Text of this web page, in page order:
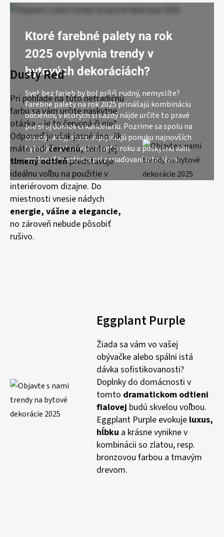
Ktoré farebné palety na rok
2025 ovplyvnia trendy v
bytových dekoráciách?
Svet bez farieb by bol príliš nudný, nemyslíte?
Farebné palety na rok 2025 prinášajú kombináciu
odtieňov, v ktorých si každý nájde určite to pravé
pre svoj domov či kanceláriu. Pozrime sa spolu na
trendy farby, ktoré ovplyvňujú ponuku najnovších
bytových dekorácií v tomto roku a poskytnú vám
možnosť kreativity pri zariaďovaní interiérov.
Dusty Red
Pri pohľade na túto netradičnú
farbu sa vám určite naskytne
otázka – je to červená či nie?
Odpoveď je však jasné áno. Ak
máte radičervenú,tento jej
tlmený odtieňpredstavuje
ideálnu voľbu na použitie v
interiérovom dizajne. Do
miestnosti vnesie nádych
energie, vášne a elegancie,
no zároveň nebude pôsobiť
rušivo.
Eggplant Purple
Žiada sa vám vo vašej
obývačke alebo spálni istá
dávka sofistikovanosti?
Doplnky do domácnosti v
tomto dramatickom odtieni
fialovej budú skvelou voľbou.
Eggplant Purple evokuje luxus,
hĺbku a krásne vynikne v
kombinácii so zlatou, resp.
bronzovou farbou a tmavým
drevom.